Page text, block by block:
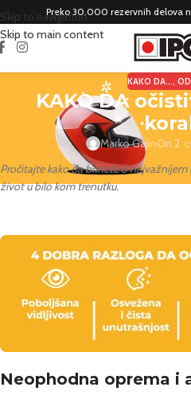
Skip to navigation
Skip to main content
Preko 30.000 rezervnih delova
KAKO DA...,
KAKO DA
Marko GajinOn 2.
Pročitajte kako da brinete o
život u bilo kom trenutku.
Neophodna oprema i